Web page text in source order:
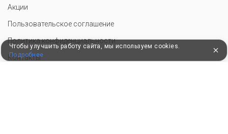
Акции
Пользовательское соглашение
Политика конфиденциальности
Контакты
Чтобы улучшить работу сайта, мы используем cookies.
Подробнее